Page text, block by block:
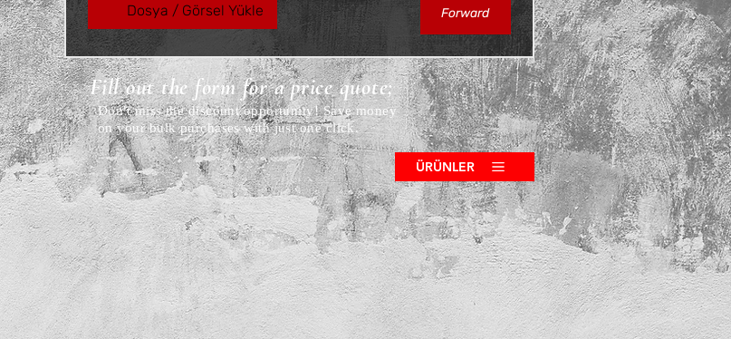
Dosya / Görsel Yükle Forward
Fill out the form for a price quote;
Don't miss the discount opportunity! Save money
on your bulk purchases with just one click.
ÜRÜNLER